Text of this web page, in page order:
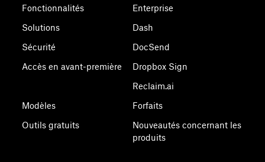
Fonctionnalités
Solutions
Sécurité
Accès en avant-première
Modèles
Outils gratuits
Enterprise
Dash
DocSend
Dropbox Sign
Reclaim.ai
Forfaits
Nouveautés concernant les
produits